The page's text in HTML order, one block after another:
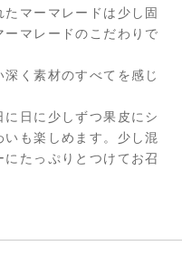
マーマレードは少し固
マレードのこだわりで
く素材のすべてを感じ
日に少しずつ果皮にシ
も楽しめます。少し混
たっぷりとつけてお召